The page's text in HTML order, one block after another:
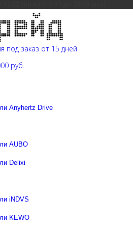
под заказ от 15 дней
руб.
Anyhertz Drive
AUBO
Delixi
iNDVS
KEWO